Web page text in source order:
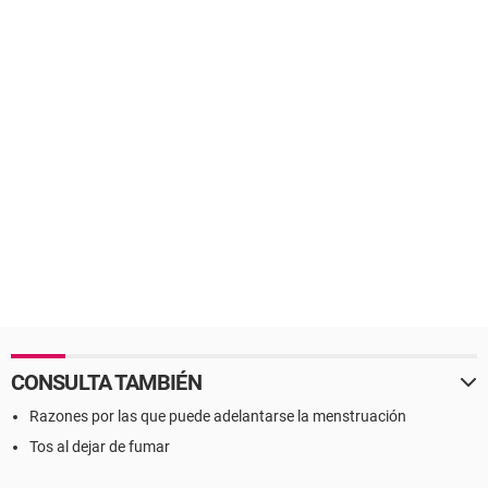
CONSULTA TAMBIÉN
Razones por las que puede adelantarse la menstruación
Tos al dejar de fumar